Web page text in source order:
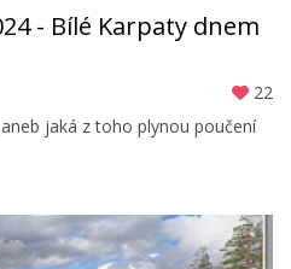
- Bílé Karpaty dnem
22
jaká z toho plynou poučení